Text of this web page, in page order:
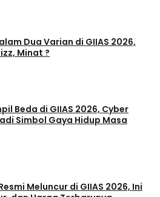
Dua Varian di GIIAS 2026,
Minat ?
Beda di GIIAS 2026, Cyber
Simbol Gaya Hidup Masa
Meluncur di GIIAS 2026, Ini